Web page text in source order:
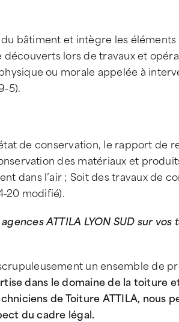
bâtiment et intègre les éléments
lors de travaux et
ou morale appelée à
5).
de conservation, le rapport de
des matériaux et
dans l’air ; Soit des travaux de
20 modifié).
ATTILA LYON SUD sur
un ensemble de
dans le domaine de la toiture
de Toiture ATTILA, nous
du cadre légal.